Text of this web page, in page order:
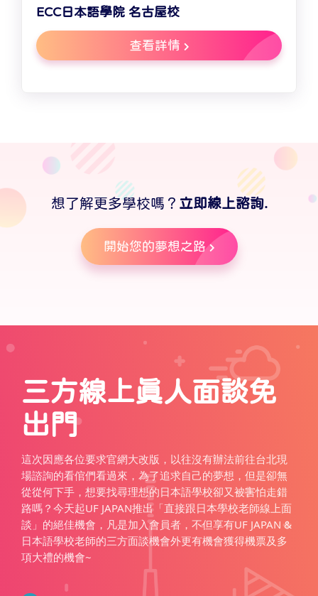
ECC日本語學院 名古屋校
查看詳情
想了解更多學校嗎？ 立即線上諮詢.
開始您的夢想之路
三方線上真人面談免
出門
這次因應各位要求官網大改版，以往沒有辦法前往台北現
場諮詢的看倌們看過來，為了追求自己的夢想，但是卻無
從從何下手，想要找尋理想的日本語學校卻又被害怕走錯
路嗎？今天起UF JAPAN推出「直接跟日本學校老師線上面
談」的絕佳機會，凡是加入會員者，不但享有UF JAPAN &
日本語學校老師的三方面談機會外更有機會獲得機票及多
項大禮的機會~